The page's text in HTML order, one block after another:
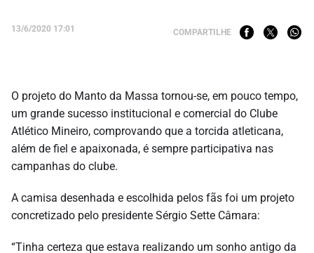
13/6/2020 17:01 COMPARTILHE
O projeto do Manto da Massa tornou-se, em pouco tempo,
um grande sucesso institucional e comercial do Clube
Atlético Mineiro, comprovando que a torcida atleticana,
além de fiel e apaixonada, é sempre participativa nas
campanhas do clube.
A camisa desenhada e escolhida pelos fãs foi um projeto
concretizado pelo presidente Sérgio Sette Câmara:
“Tinha certeza que estava realizando um sonho antigo da